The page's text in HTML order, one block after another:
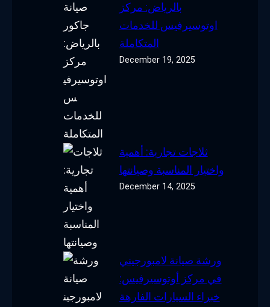
بالرياض: مركز
اوتوسيرفيس للخدمات
المتكاملة
December 19, 2025
ثلاجات تجارية: أهمية
واختيار المناسبة وصيانتها
December 14, 2025
ورشة صيانة لامبورجيني
في مركز أوتوسيرفيس:
خبراء السيارات الفارهة